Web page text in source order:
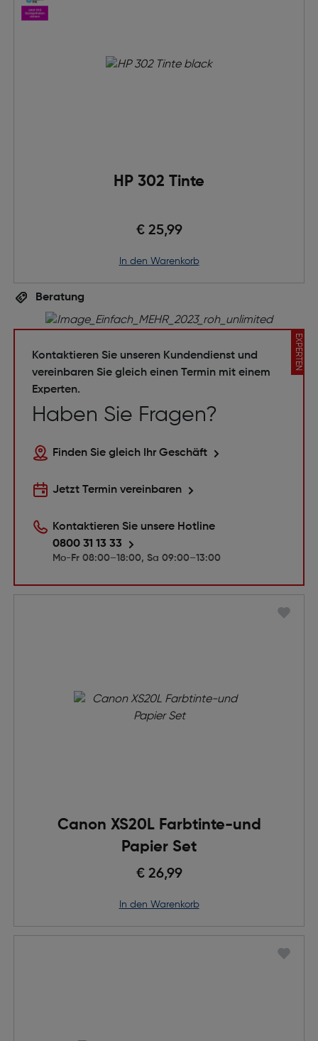
HP 302 Tinte
€ 25,99
in den Warenkorb
Beratung
EXPERTEN
Kontaktieren Sie unseren Kundendienst und
vereinbaren Sie gleich einen Termin mit einem
Experten.
Haben Sie Fragen?
Finden Sie gleich Ihr Geschäft
Jetzt Termin vereinbaren
Kontaktieren Sie unsere Hotline
0800 31 13 33
Mo-Fr 08:00–18:00, Sa 09:00–13:00
Canon XS20L Farbtinte-und
Papier Set
€ 26,99
in den Warenkorb